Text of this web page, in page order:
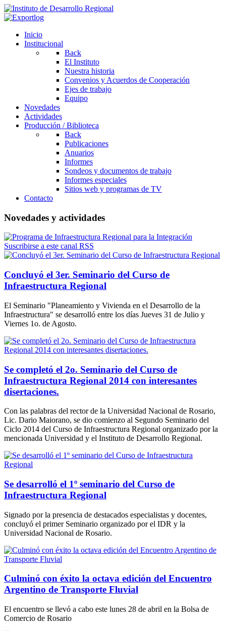
Inicio
Institucional
Back
El Instituto
Nuestra historia
Convenios y Acuerdos de Cooperación
Ejes de trabajo
Equipo
Novedades
Actividades
Producción / Biblioteca
Back
Publicaciones
Anuarios
Informes
Sondeos y documentos de trabajo
Informes especiales
Sitios web y programas de TV
Contacto
Novedades y actividades
Suscribirse a este canal RSS
Concluyó el 3er. Seminario del Curso de
Infraestructura Regional
El Seminario "Planeamiento y Vivienda en el Desarrollo de la
Infraestructura" se desarrolló entre los días Jueves 31 de Julio y
Viernes 1o. de Agosto.
Se completó el 2o. Seminario del Curso de
Infraestructura Regional 2014 con interesantes
disertaciones.
Con las palabras del rector de la Universidad Nacional de Rosario,
Lic. Dario Maiorano, se dio comienzo al Segundo Seminario del
Ciclo 2014 del Curso de Infraestructura Regional organizado por la
mencionada Universidad y el Instituto de Desarrollo Regional.
Se desarrolló el 1º seminario del Curso de
Infraestructura Regional
Signado por la presencia de destacados especialistas y docentes,
concluyó el primer Seminario organizado por el IDR y la
Universidad Nacional de Rosario.
Culminó con éxito la octava edición del Encuentro
Argentino de Transporte Fluvial
El encuentro se llevó a cabo este lunes 28 de abril en la Bolsa de
Comercio de Rosario